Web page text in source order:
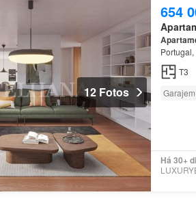
12 Fotos
654
T3
Garajem
Há 30+